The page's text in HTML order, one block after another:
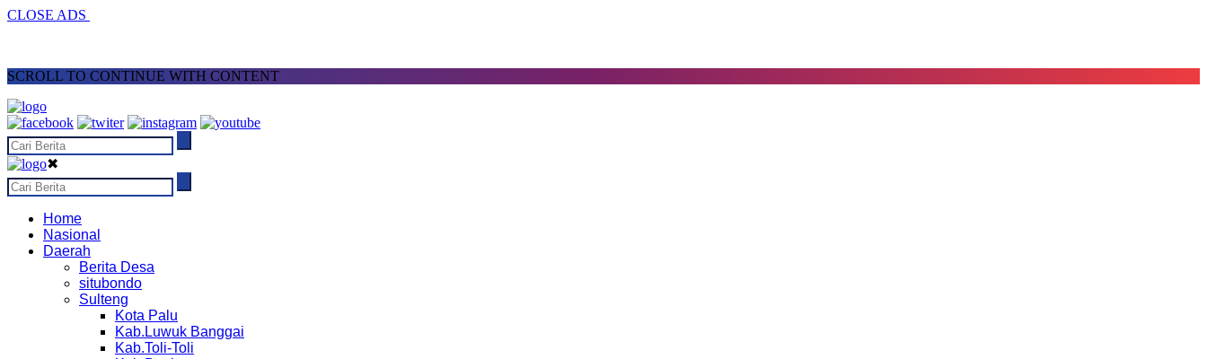
CLOSE ADS
SCROLL TO CONTINUE WITH CONTENT
✖
Home
Nasional
Daerah
Berita Desa
situbondo
Sulteng
Kota Palu
Kab.Luwuk Banggai
Kab.Toli-Toli